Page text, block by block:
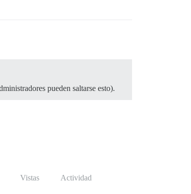
pueden saltarse esto).
Vistas Actividad